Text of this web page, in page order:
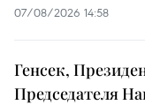
07/08/2026 14:58
Генсек,
Председателя